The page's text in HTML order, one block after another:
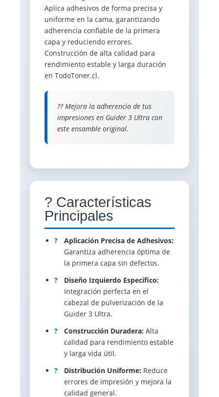
Aplica adhesivos de forma precisa y
uniforme en la cama, garantizando
adherencia confiable de la primera
capa y reduciendo errores.
Construcción de alta calidad para
rendimiento estable y larga duración
en TodoToner.cl.
?? Mejora la adherencia de tus
impresiones en Guider 3 Ultra con
este ensamble original.
? Características
Principales
?
Aplicación Precisa de Adhesivos:
Garantiza adherencia óptima de
la primera capa sin defectos.
?
Diseño Izquierdo Específico:
Integración perfecta en el
cabezal de pulverización de la
Guider 3 Ultra.
?
Construcción Duradera: Alta
calidad para rendimiento estable
y larga vida útil.
?
Distribución Uniforme: Reduce
errores de impresión y mejora la
calidad general.